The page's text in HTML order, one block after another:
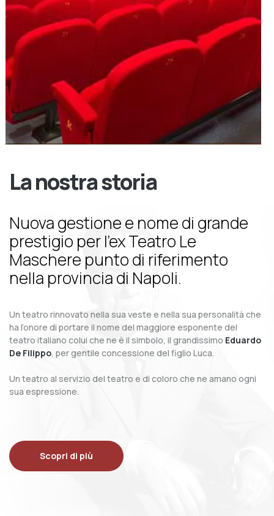
La nostra storia
Nuova gestione e nome di grande
prestigio per l’ex Teatro Le
Maschere punto di riferimento
nella provincia di Napoli.
Un teatro rinnovato nella sua veste e nella sua personalità che
ha l’onore di portare il nome del maggiore esponente del
teatro italiano colui che ne è il simbolo, il grandissimo Eduardo
De Filippo, per gentile concessione del figlio Luca.
Un teatro al servizio del teatro e di coloro che ne amano ogni
sua espressione.
Scopri di più